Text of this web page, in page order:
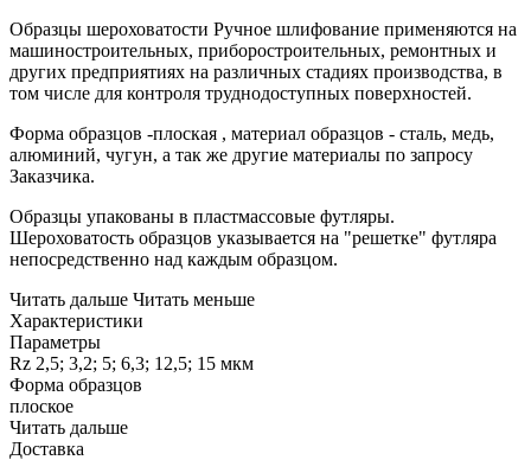
Образцы шероховатости Ручное шлифование применяются на
машиностроительных, приборостроительных, ремонтных и
других предприятиях на различных стадиях производства, в
том числе для контроля труднодоступных поверхностей.
Форма образцов -плоская , материал образцов - сталь, медь,
алюминий, чугун, а так же другие материалы по запросу
Заказчика.
Образцы упакованы в пластмассовые футляры.
Шероховатость образцов указывается на "решетке" футляра
непосредственно над каждым образцом.
Читать дальше Читать меньше
Характеристики
Параметры
Rz 2,5; 3,2; 5; 6,3; 12,5; 15 мкм
Форма образцов
плоское
Читать дальше
Доставка